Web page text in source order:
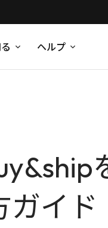
ヘルプ
ガイド